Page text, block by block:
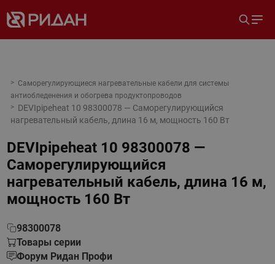
Cаморегулирующиеся нагревательные кабели для системы
антиобледенения и обогрева продуктопроводов
DEVIpipeheat 10 98300078 — Саморегулирующийся
нагревательный кабель, длина 16 м, мощность 160 Вт
DEVIpipeheat 10 98300078 —
Саморегулирующийся
нагревательный кабель, длина 16 м,
мощность 160 Вт
98300078
Товары серии
Форум Ридан Профи